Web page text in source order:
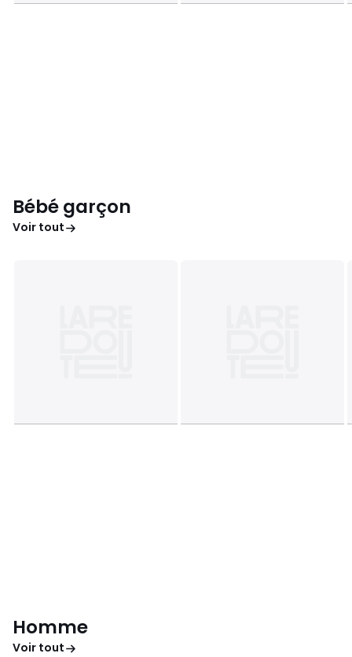
Bébé garçon
Voir tout
Homme
Voir tout